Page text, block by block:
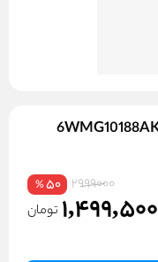
2999000
50
%
1,499,500 تومان